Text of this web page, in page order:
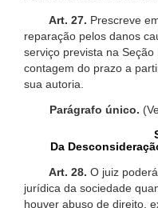
Art. 27. Prescreve
reparação pelos danos
serviço prevista na
contagem do prazo a
sua autoria.
Parágrafo único.
Da
Art. 28. O juiz
jurídica da sociedade
houver abuso de direito,